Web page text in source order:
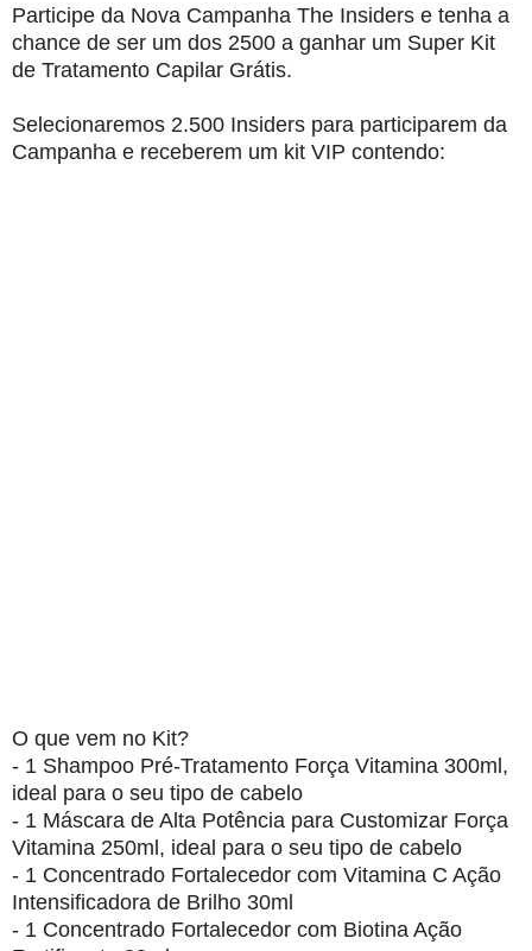
Participe da Nova Campanha The Insiders e tenha a
chance de ser um dos 2500 a ganhar um Super Kit
de Tratamento Capilar Grátis.
Selecionaremos 2.500 Insiders para participarem da
Campanha e receberem um kit VIP contendo:
O que vem no Kit?
- 1 Shampoo Pré-Tratamento Força Vitamina 300ml,
ideal para o seu tipo de cabelo
- 1 Máscara de Alta Potência para Customizar Força
Vitamina 250ml, ideal para o seu tipo de cabelo
- 1 Concentrado Fortalecedor com Vitamina C Ação
Intensificadora de Brilho 30ml
- 1 Concentrado Fortalecedor com Biotina Ação